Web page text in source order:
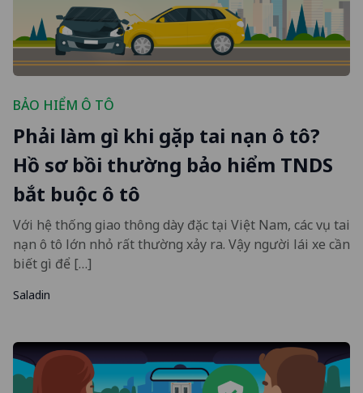
BẢO HIỂM Ô TÔ
Phải làm gì khi gặp tai nạn ô tô?
Hồ sơ bồi thường bảo hiểm TNDS
bắt buộc ô tô
Với hệ thống giao thông dày đặc tại Việt Nam, các vụ tai
nạn ô tô lớn nhỏ rất thường xảy ra. Vậy người lái xe cần
biết gì để […]
Saladin